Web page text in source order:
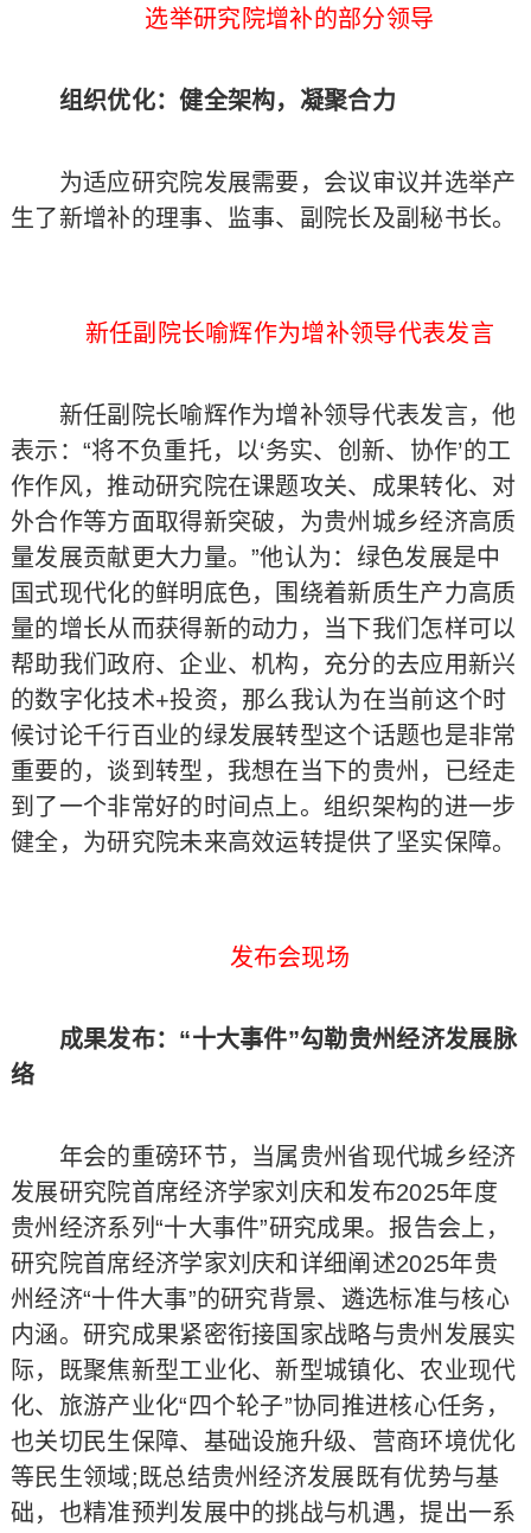
选举研究院增补的部分领导
组织优化：健全架构，凝聚合力
为适应研究院发展需要，会议审议并选举产
生了新增补的理事、监事、副院长及副秘书长。
新任副院长喻辉作为增补领导代表发言
新任副院长喻辉作为增补领导代表发言，他
表示：“将不负重托，以‘务实、创新、协作’的工
作作风，推动研究院在课题攻关、成果转化、对
外合作等方面取得新突破，为贵州城乡经济高质
量发展贡献更大力量。”他认为：绿色发展是中
国式现代化的鲜明底色，围绕着新质生产力高质
量的增长从而获得新的动力，当下我们怎样可以
帮助我们政府、企业、机构，充分的去应用新兴
的数字化技术+投资，那么我认为在当前这个时
候讨论千行百业的绿发展转型这个话题也是非常
重要的，谈到转型，我想在当下的贵州，已经走
到了一个非常好的时间点上。组织架构的进一步
健全，为研究院未来高效运转提供了坚实保障。
发布会现场
成果发布：“十大事件”勾勒贵州经济发展脉
络
年会的重磅环节，当属贵州省现代城乡经济
发展研究院首席经济学家刘庆和发布2025年度
贵州经济系列“十大事件”研究成果。报告会上，
研究院首席经济学家刘庆和详细阐述2025年贵
州经济“十件大事”的研究背景、遴选标准与核心
内涵。研究成果紧密衔接国家战略与贵州发展实
际，既聚焦新型工业化、新型城镇化、农业现代
化、旅游产业化“四个轮子”协同推进核心任务，
也关切民生保障、基础设施升级、营商环境优化
等民生领域;既总结贵州经济发展既有优势与基
础，也精准预判发展中的挑战与机遇，提出一系